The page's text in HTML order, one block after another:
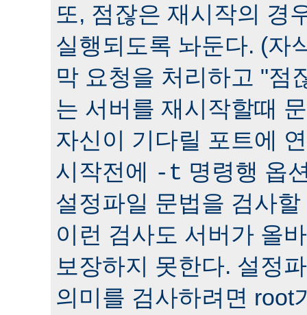
또, 점잖은 재시작의 경
실행되도록 놔둔다. (자
막 요청을 처리하고 "점
는 서버를 재시작할때
자신이 기다릴 포트에
시작전에
-t 명령행 옵
설정파일 문법을 검사
이런 검사도 서버가 올
보장하지 못한다. 설정
의미를 검사하려면 root